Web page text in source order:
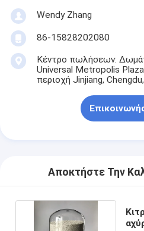
Wendy Zhang
86-15828202080
Κέντρο πωλήσεων:
Universal Metropolis
περιοχή Jinjiang,
Αποκτήστε Την